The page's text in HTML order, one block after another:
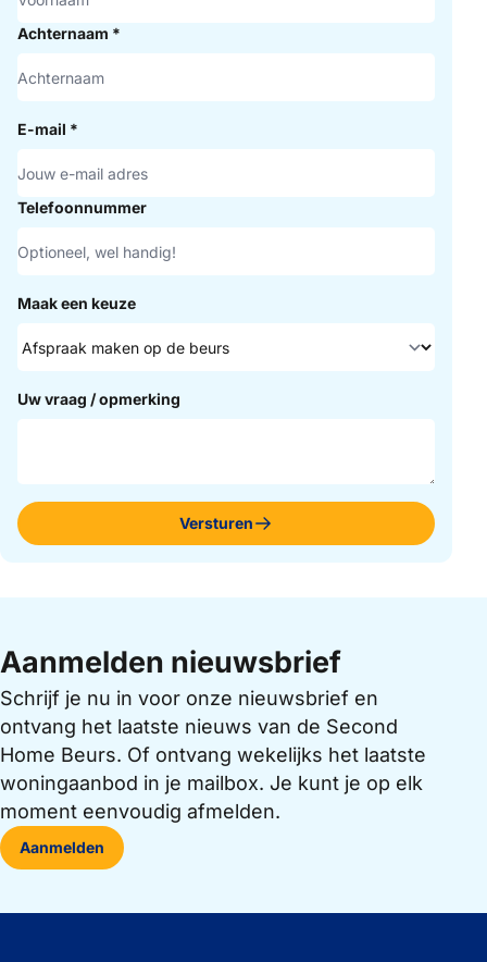
Achternaam *
E-mail *
Telefoonnummer
Maak een keuze
Uw vraag / opmerking
Versturen
Aanmelden nieuwsbrief
Schrijf je nu in voor onze nieuwsbrief en
ontvang het laatste nieuws van de Second
Home Beurs. Of ontvang wekelijks het laatste
woningaanbod in je mailbox. Je kunt je op elk
moment eenvoudig afmelden.
Aanmelden